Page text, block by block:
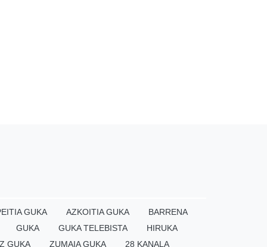
GUKA AZKOITIA GUKA
BARRENA
GUKA GUKA TELEBISTA
HIRUKA
GUKA ZUMAIA GUKA 28 KANALA